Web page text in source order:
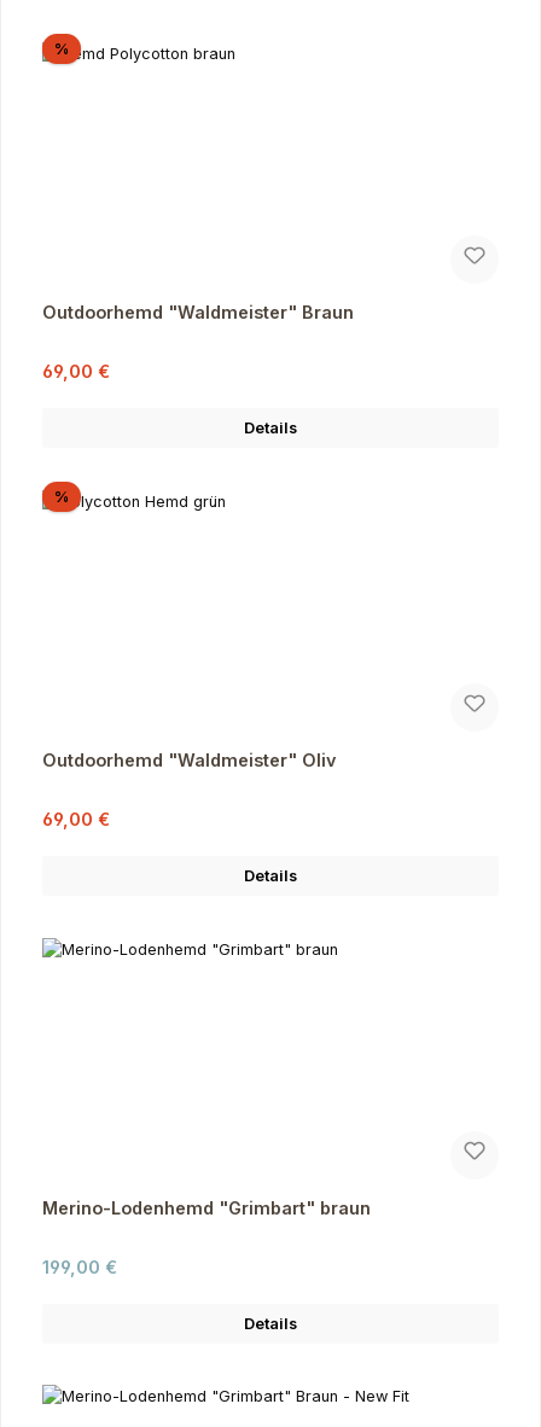
%Rabatt
Outdoorhemd "Waldmeister" Braun
Verkaufspreis:
69,00 €
Details
%Rabatt
Outdoorhemd "Waldmeister" Oliv
Verkaufspreis:
69,00 €
Details
Merino-Lodenhemd "Grimbart" braun
Regulärer Preis:
199,00 €
Details